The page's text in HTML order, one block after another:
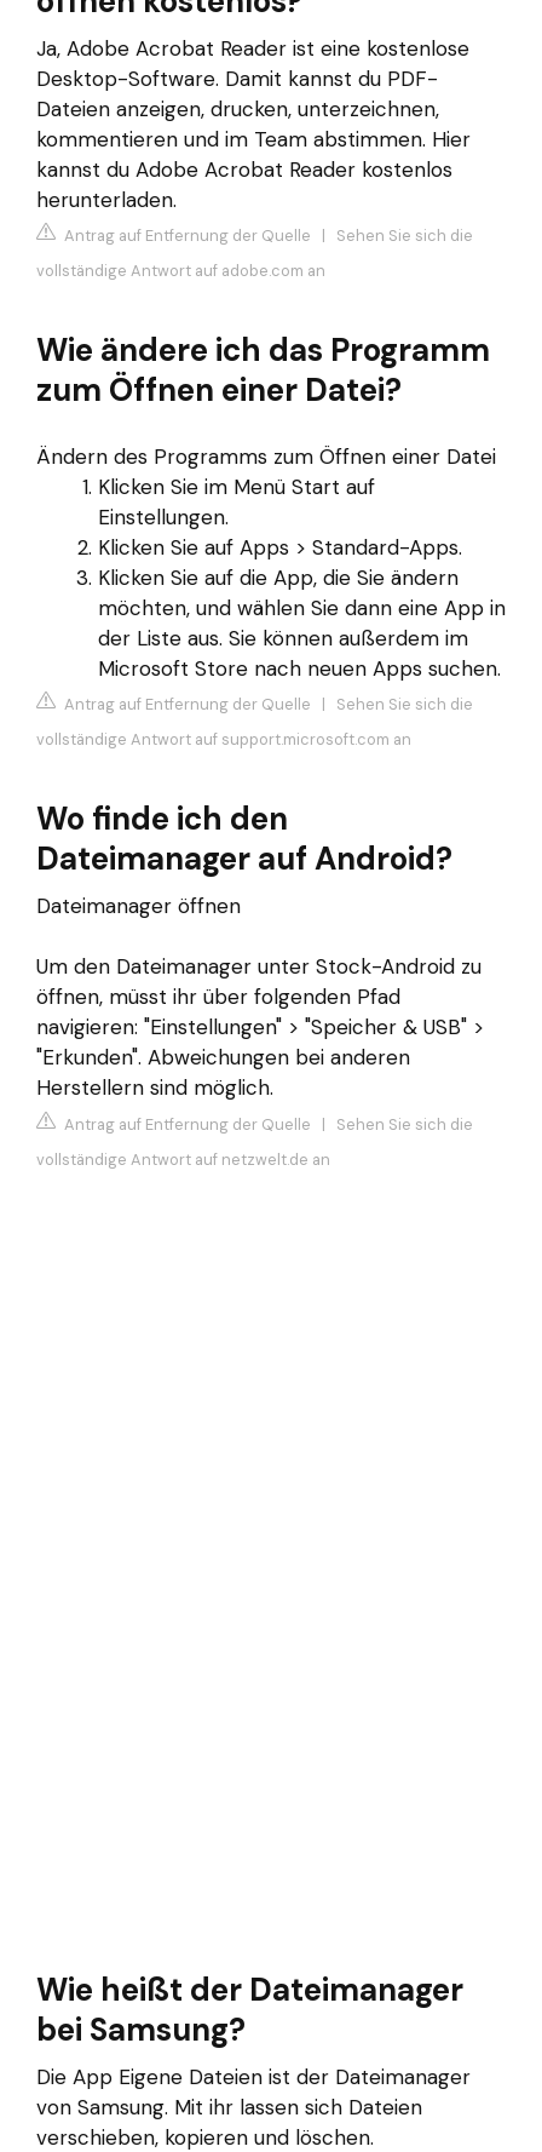
Ja, Adobe Acrobat Reader ist eine kostenlose
Desktop-Software. Damit kannst du PDF-
Dateien anzeigen, drucken, unterzeichnen,
kommentieren und im Team abstimmen. Hier
kannst du Adobe Acrobat Reader kostenlos
herunterladen.
Antrag auf Entfernung der Quelle | Sehen Sie sich die
vollständige Antwort auf adobe.com an
Wie ändere ich das Programm
zum Öffnen einer Datei?
Ändern des Programms zum Öffnen einer Datei
Klicken Sie im Menü Start auf
Einstellungen.
Klicken Sie auf Apps > Standard-Apps.
Klicken Sie auf die App, die Sie ändern
möchten, und wählen Sie dann eine App in
der Liste aus. Sie können außerdem im
Microsoft Store nach neuen Apps suchen.
Antrag auf Entfernung der Quelle | Sehen Sie sich die
vollständige Antwort auf support.microsoft.com an
Wo finde ich den
Dateimanager auf Android?
Dateimanager öffnen
Um den Dateimanager unter Stock-Android zu
öffnen, müsst ihr über folgenden Pfad
navigieren: "Einstellungen" > "Speicher & USB" >
"Erkunden". Abweichungen bei anderen
Herstellern sind möglich.
Antrag auf Entfernung der Quelle | Sehen Sie sich die
vollständige Antwort auf netzwelt.de an
Wie heißt der Dateimanager
bei Samsung?
Die App Eigene Dateien ist der Dateimanager
von Samsung. Mit ihr lassen sich Dateien
verschieben, kopieren und löschen.